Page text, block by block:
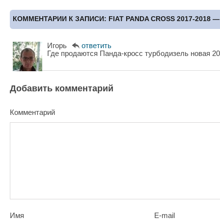
КОММЕНТАРИИ К ЗАПИСИ: FIAT PANDA CROSS 2017-
Игорь
ответить
Где продаются Панда-кросс турбодизель новая
Добавить комментарий
Комментарий
Имя E-mail